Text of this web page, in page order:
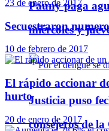
Pauny paga
miércoles y
Justicia puso
consejeros de
23 de enero de 2017
Secuestraron
10 de febrero de 2017
El rápido accionar
hurto
20 de enero de 2017